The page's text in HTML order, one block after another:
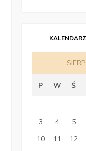
P W Ś
3
4 5
10
11 12